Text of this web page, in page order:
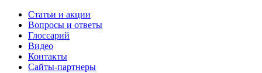
Cтатьи и акции
Вопросы и ответы
Глоссарий
Видео
Контакты
Сайты-партнеры